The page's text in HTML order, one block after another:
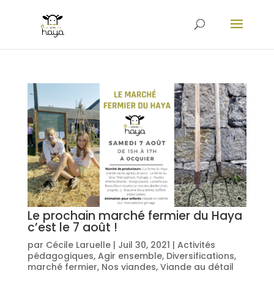
Le prochain marché fermier du Haya
c’est le 7 août !
par Cécile Laruelle| Juil 30, 2021 | Activités
pédagogiques, Agir ensemble, Diversifications,
marché fermier, Nos viandes, Viande au détail